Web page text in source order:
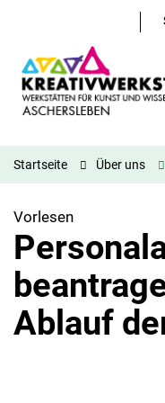
Startseite Über uns
Vorlesen
Ablauf